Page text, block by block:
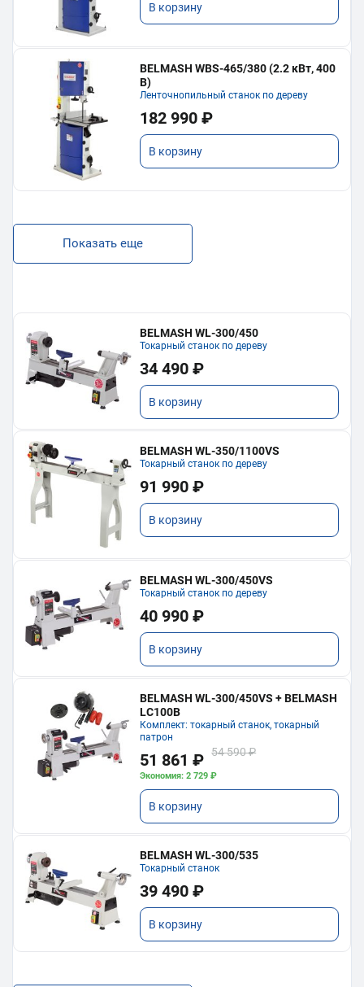
В корзину
BELMASH WBS-465/380 (2.2 кВт, 400
В)
Ленточнопильный станок по дереву
182 990 ₽
В корзину
Показать еще
BELMASH WL-300/450
Токарный станок по дереву
34 490 ₽
В корзину
BELMASH WL-350/1100VS
Токарный станок по дереву
91 990 ₽
В корзину
BELMASH WL-300/450VS
Токарный станок по дереву
40 990 ₽
В корзину
BELMASH WL-300/450VS + BELMASH
LC100B
Комплект: токарный станок, токарный
патрон
51 861 ₽ 54 590 ₽
Экономия: 2 729 ₽
В корзину
BELMASH WL-300/535
Токарный станок
39 490 ₽
В корзину